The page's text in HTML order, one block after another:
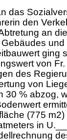
das
den
an
und
ging
von
des
von
30 % abzog,
(775
in